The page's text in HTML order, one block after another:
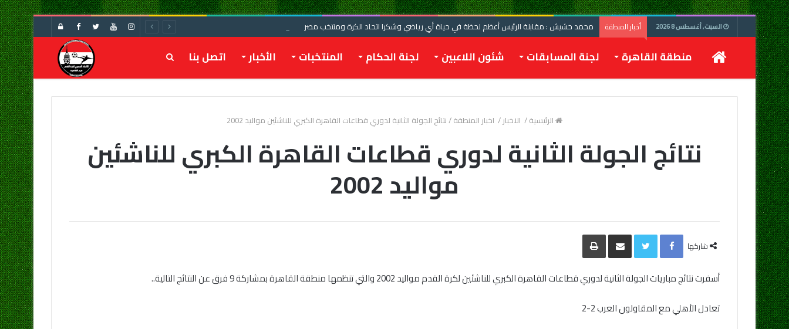
السبت, أغسطس 8 2026 أخبار المنطقة محمد حشيش : مقابلة الرئيس أعظم لحظة في حياة أي رياضي وشكرا اتحاد الكرة ومنتخب مصر
تسجيل
الرئيسيةمنطقة القاهرة لجنة المسابقات شئون اللاعبين لجنة الحكام المنتخبات الأخبار اتصل بنا بحث
عن
الرئيسية/ الاخبار/ اخبار المنطقة/نتائج الجولة الثانية لدوري قطاعات القاهرة الكبري للناشئين مواليد 2002
نتائج الجولة الثانية لدوري قطاعات القاهرة الكبري للناشئين
مواليد 2002
شاركها
Facebook
Twitter مشاركة
البريد
طباعة
أسفرت نتائج مباريات الجولة الثانية لدوري قطاعات القاهرة الكبري للناشئين لكرة القدم مواليد 2002 والتي تنظمها منطقة القاهرة بمشاركة 9 فرق عن النتائج التالية..
تعادل الأهلي مع المقاولون العرب 2-2